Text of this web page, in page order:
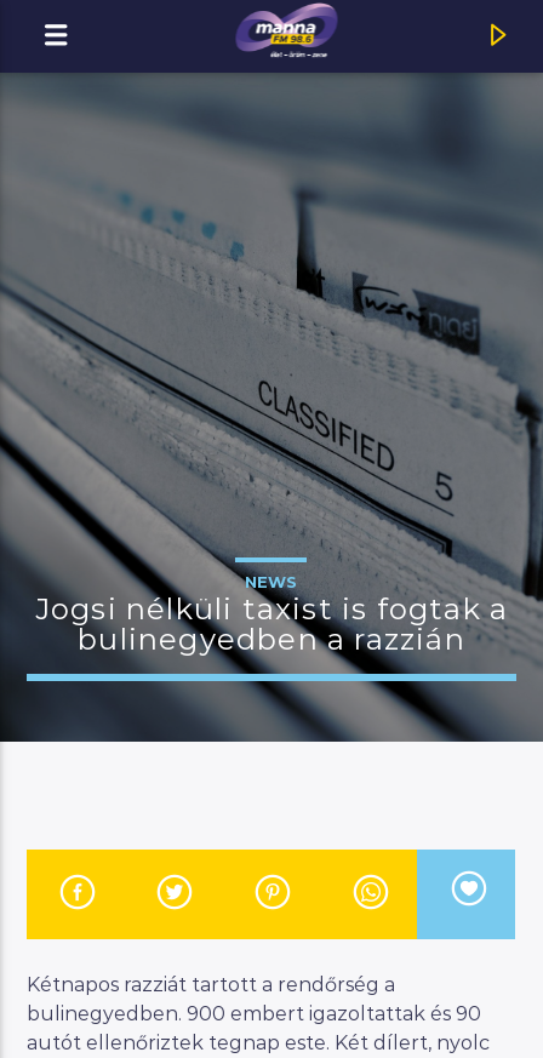
MOST ADÁSBAN
MannaFM
Boros Emese : Nihil Sine Deo
JELENLEGI MŰSOR
MANNA HITS
Manna FM
NEWS
Jogsi nélküli taxist is fogtak a
bulinegyedben a razzián
Kétnapos razziát tartott a rendőrség a
bulinegyedben. 900 embert igazoltattak és 90
autót ellenőriztek tegnap este. Két dílert, nyolc